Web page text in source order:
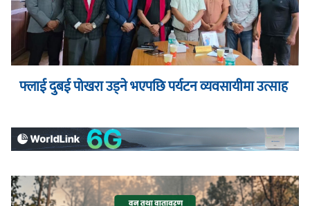
फ्लाई दुबई पोखरा उड्ने भएपछि पर्यटन व्यवसायीमा उत्साह